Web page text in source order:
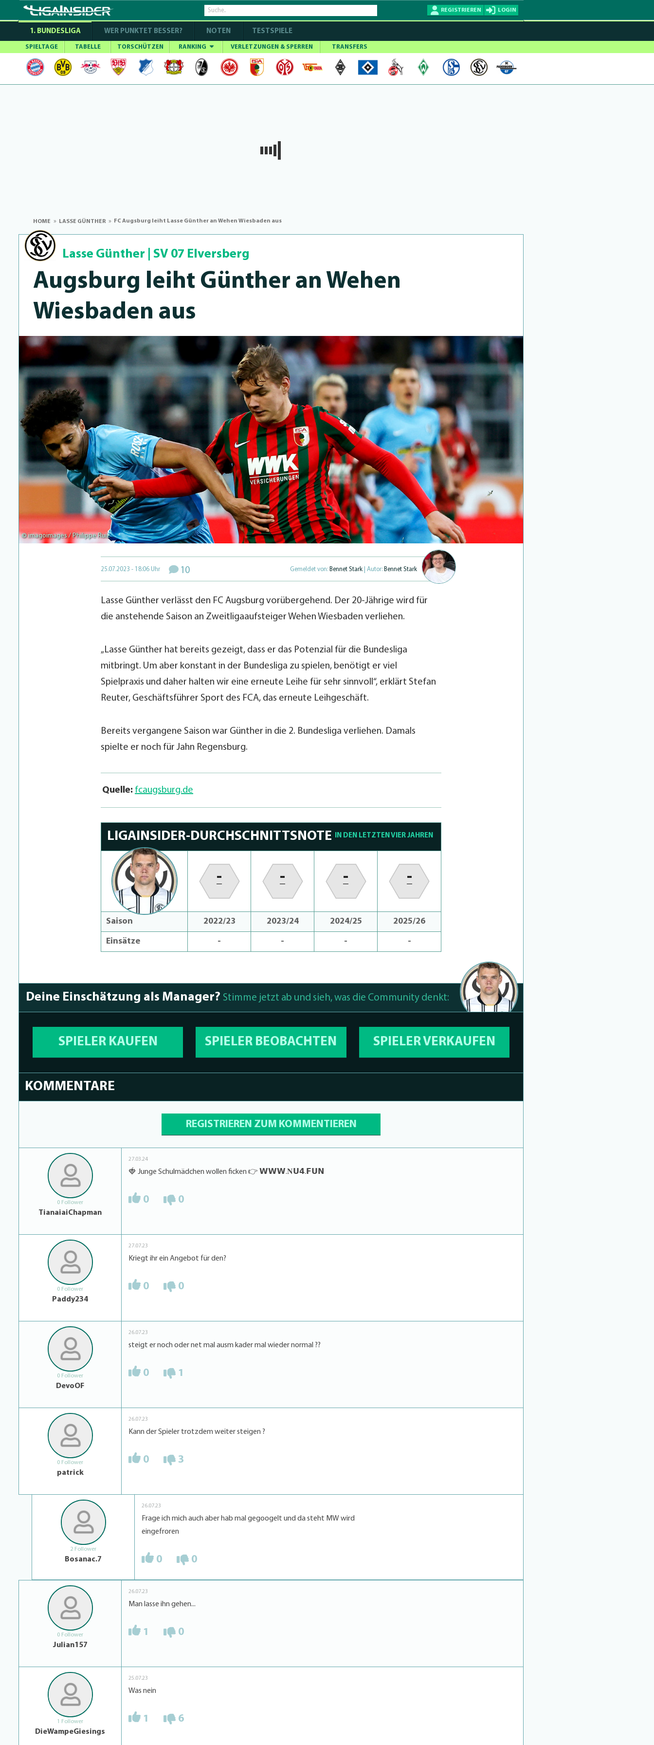
REGISTRIEREN LOGIN
1. BUNDESLIGA WER PUNKTET BESSER? NOTEN TESTSPIELE
SPIELTAGE TABELLE TORSCHÜTZEN RANKING VERLETZUNGEN & SPERREN TRANSFERS
HOME LASSE GÜNTHER FC Augsburg leiht Lasse Günther an Wehen Wiesbaden aus
Lasse Günther SV 07 Elversberg
Augsburg leiht Günther an Wehen
Wiesbaden aus
© imagoimages / Philippe Ruiz
25.07.2023 - 18:06 Uhr 10 Gemeldet von: Bennet Stark | Autor: Bennet Stark
Lasse Günther verlässt den FC Augsburg vorübergehend. Der 20-Jährige wird für
die anstehende Saison an Zweitligaaufsteiger Wehen Wiesbaden verliehen.
„Lasse Günther hat bereits gezeigt, dass er das Potenzial für die Bundesliga
mitbringt. Um aber konstant in der Bundesliga zu spielen, benötigt er viel
Spielpraxis und daher halten wir eine erneute Leihe für sehr sinnvoll“, erklärt Stefan
Reuter, Geschäftsführer Sport des FCA, das erneute Leihgeschäft.
Bereits vergangene Saison war Günther in die 2. Bundesliga verliehen. Damals
spielte er noch für Jahn Regensburg.
Quelle: fcaugsburg.de
LIGAINSIDER-DURCHSCHNITTSNOTE IN DEN LETZTEN VIER JAHREN
- - - -
Saison 2022/23 2023/24 2024/25 2025/26
Einsätze - - - -
Deine Einschätzung als Manager? Stimme jetzt ab und sieh, was die Community denkt:
SPIELER KAUFEN SPIELER BEOBACHTEN SPIELER VERKAUFEN
KOMMENTARE
REGISTRIEREN ZUM KOMMENTIEREN
0 Follower
TianaiaiChapman
27.03.24
🍓 Junge Schulmädchen wollen ficken 👉 𝗪𝗪𝗪.𝐍𝗨𝟰.𝗙𝗨𝗡
0 0
0 Follower
Paddy234
27.07.23
Kriegt ihr ein Angebot für den?
0 0
0 Follower
DevoOF
26.07.23
steigt er noch oder net mal ausm kader mal wieder normal ??
0 1
0 Follower
patrick
26.07.23
Kann der Spieler trotzdem weiter steigen ?
0 3
2 Follower
Bosanac.7
26.07.23
Frage ich mich auch aber hab mal gegoogelt und da steht MW wird
eingefroren
0 0
0 Follower
Julian157
26.07.23
Man lasse ihn gehen...
1 0
1 Follower
DieWampeGiesings
25.07.23
Was nein
1 6